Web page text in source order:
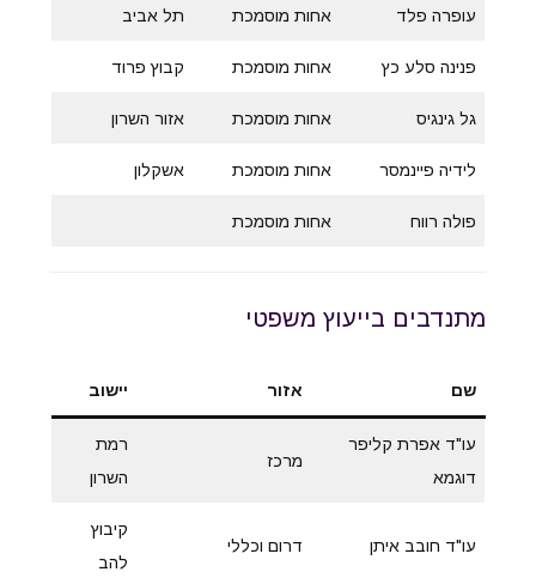
עופרה פלד אחות מוסמכת תל אביב
פנינה סלע כץ אחות מוסמכת קבוץ פרוד
גל גינגיס אחות מוסמכת אזור השרון
לידיה פיינמסר אחות מוסמכת אשקלון
פולה רווח אחות מוסמכת
מתנדבים בייעוץ משפטי
שם אזור יישוב
עו"ד אפרת קליפר
דוגמא
מרכז
רמת
השרון
עו"ד חובב איתן דרום וכללי
קיבוץ
להב